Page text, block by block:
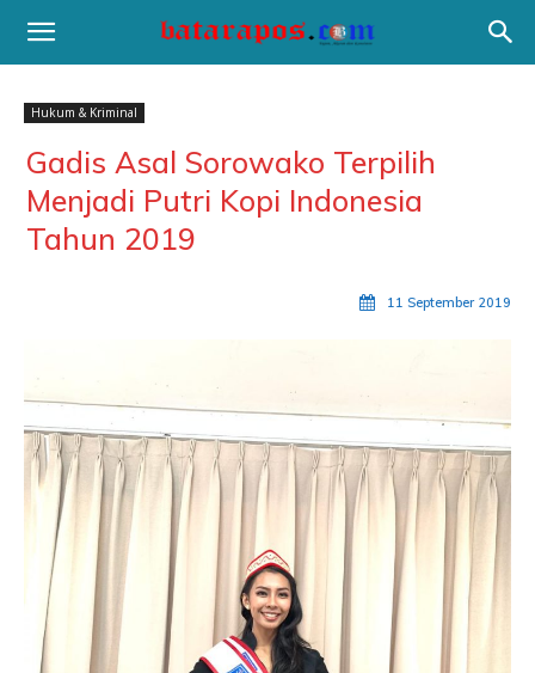
Hukum & Kriminal
Gadis Asal Sorowako Terpilih
Menjadi Putri Kopi Indonesia
Tahun 2019
11 September 2019